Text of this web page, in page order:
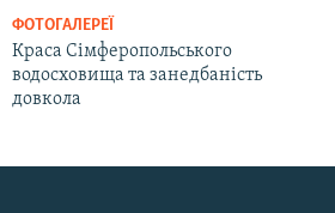
ФОТОГАЛЕРЕЇ
Краса Сімферопольського
водосховища та занедбаність
довкола